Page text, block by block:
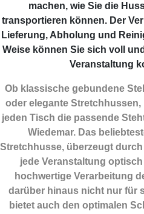
machen, wie Sie die
transportieren können. Der
Lieferung, Abholung und
Weise können Sie sich voll
Veranstaltung
Ob klassische gebundene
oder elegante
jeden Tisch die passende
Wiedemar. Das
Stretchhusse, überzeugt
jede Veranstaltung
hochwertige Verarbeitung
darüber hinaus nicht nur für
bietet auch den optimalen